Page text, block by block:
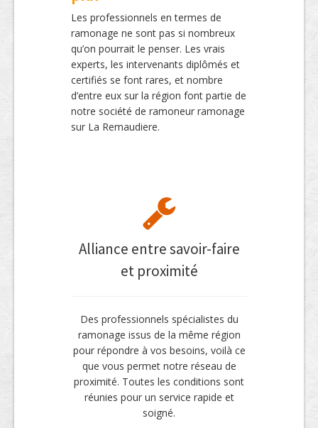
Les professionnels en termes de
ramonage ne sont pas si nombreux
qu’on pourrait le penser. Les vrais
experts, les intervenants diplômés et
certifiés se font rares, et nombre
d’entre eux sur la région font partie de
notre société de ramoneur ramonage
sur La Remaudiere.
Alliance entre savoir-faire
et proximité
Des professionnels spécialistes du
ramonage issus de la même région
pour répondre à vos besoins, voilà ce
que vous permet notre réseau de
proximité. Toutes les conditions sont
réunies pour un service rapide et
soigné.